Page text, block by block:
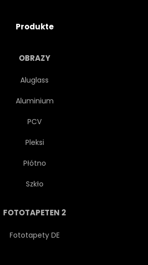
ALT
Produkte
OBRAZY
Aluglass
Aluminium
PCV
Pleksi
Płótno
Szkło
FOTOTAPETEN 2
Fototapety DE